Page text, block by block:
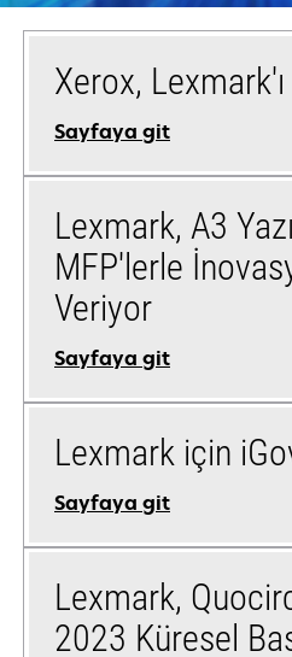
Xerox, Lexmark'ı
Sayfaya git
Lexmark, A3
MFP'lerle
Veriyor
Sayfaya git
Lexmark için
Sayfaya git
Lexmark,
2023 Küresel